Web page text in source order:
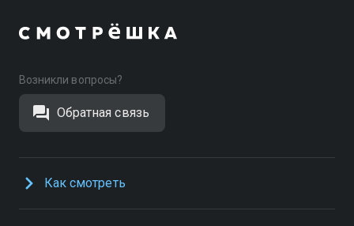
Возникли вопросы?
Обратная связь
Как смотреть